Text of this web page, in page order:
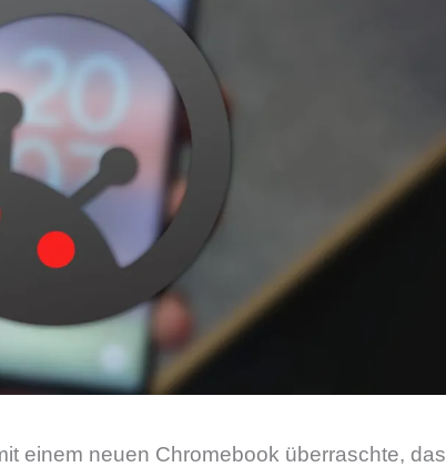
einem neuen Chromebook überraschte, das